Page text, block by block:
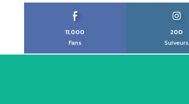
11,000
Fans
200
Suiveurs